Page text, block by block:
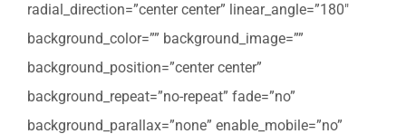
radial_direction=”center center” linear_angle=”180″
background_color=”” background_image=””
background_position=”center center”
background_repeat=”no-repeat” fade=”no”
background_parallax=”none” enable_mobile=”no”